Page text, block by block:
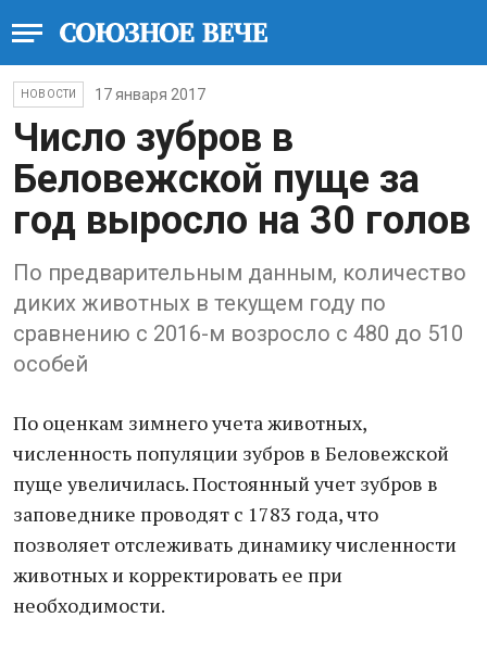
НОВОСТИ 17 января 2017
Число зубров в
Беловежской пуще за
год выросло на 30 голов
По предварительным данным, количество
диких животных в текущем году по
сравнению с 2016-м возросло с 480 до 510
особей
По оценкам зимнего учета животных,
численность популяции зубров в Беловежской
пуще увеличилась. Постоянный учет зубров в
заповеднике проводят с 1783 года, что
позволяет отслеживать динамику численности
животных и корректировать ее при
необходимости.